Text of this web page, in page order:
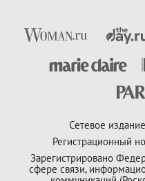
Сетевое
Регистрационный
Зарегистрировано
сфере связи,